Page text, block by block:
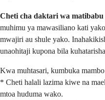
Cheti cha daktari wa matibabu
muhimu ya mawasiliano kati
mwajiri au shule yako.
unaohitaji kupona bila
Kwa muhtasari, kumbuka
* Cheti halali lazima kiwe na
mtoa huduma wako.